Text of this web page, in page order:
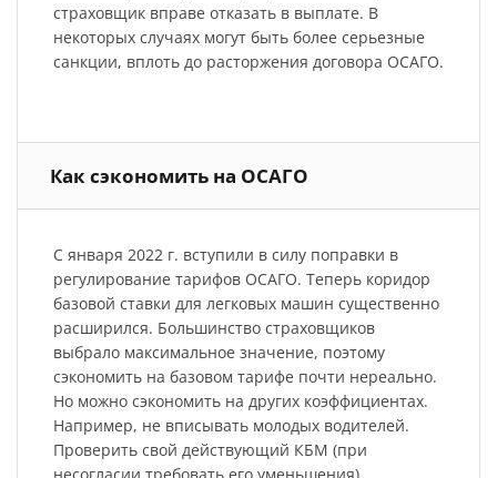
страховщик вправе отказать в выплате. В
некоторых случаях могут быть более серьезные
санкции, вплоть до расторжения договора ОСАГО.
Как сэкономить на ОСАГО
С января 2022 г. вступили в силу поправки в
регулирование тарифов ОСАГО. Теперь коридор
базовой ставки для легковых машин существенно
расширился. Большинство страховщиков
выбрало максимальное значение, поэтому
сэкономить на базовом тарифе почти нереально.
Но можно сэкономить на других коэффициентах.
Например, не вписывать молодых водителей.
Проверить свой действующий КБМ (при